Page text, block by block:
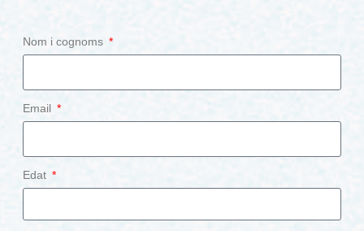
Nom i cognoms
Email
Edat